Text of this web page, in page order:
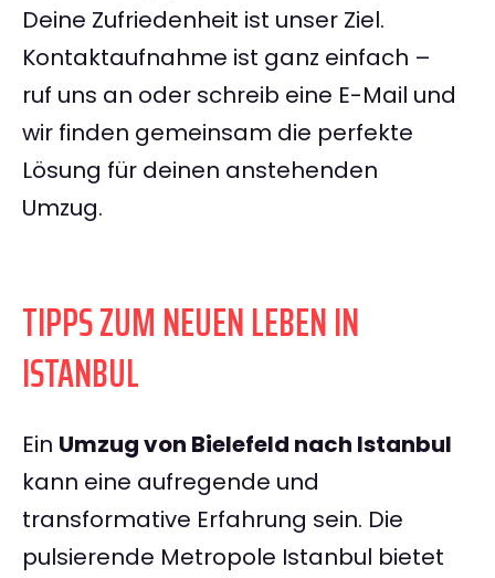
Deine Zufriedenheit ist unser Ziel.
Kontaktaufnahme ist ganz einfach –
ruf uns an oder schreib eine E-Mail und
wir finden gemeinsam die perfekte
Lösung für deinen anstehenden
Umzug.
TIPPS ZUM NEUEN LEBEN IN
ISTANBUL
Ein Umzug von Bielefeld nach Istanbul
kann eine aufregende und
transformative Erfahrung sein. Die
pulsierende Metropole Istanbul bietet